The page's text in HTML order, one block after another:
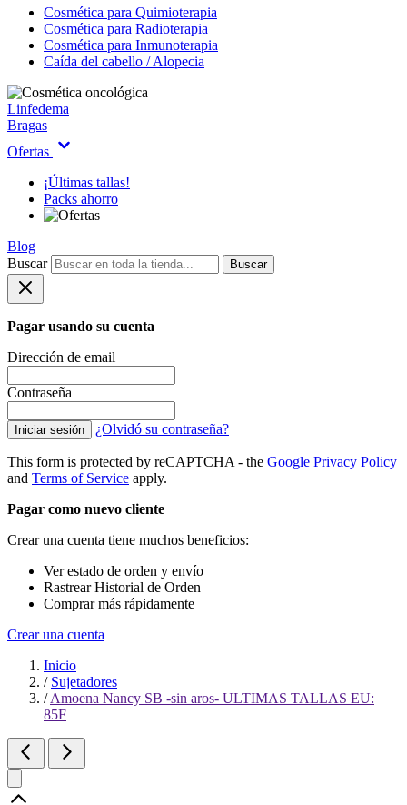
Cosmética para Quimioterapia
Cosmética para Radioterapia
Cosmética para Inmunoterapia
Caída del cabello / Alopecia
Linfedema
Bragas
Ofertas
¡Últimas tallas!
Packs ahorro
Blog
Buscar
Buscar
Pagar usando su cuenta
Dirección de email
Contraseña
Iniciar sesión ¿Olvidó su contraseña?
This form is protected by reCAPTCHA - the Google Privacy Policy
and Terms of Service apply.
Pagar como nuevo cliente
Crear una cuenta tiene muchos beneficios:
Ver estado de orden y envío
Rastrear Historial de Orden
Comprar más rápidamente
Crear una cuenta
Inicio
/ Sujetadores
/ Amoena Nancy SB -sin aros- ULTIMAS TALLAS EU:
85F